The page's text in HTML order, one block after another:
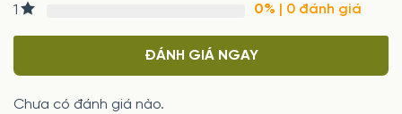
1
0% | 0 đánh giá
ĐÁNH GIÁ NGAY
Chưa có đánh giá nào.